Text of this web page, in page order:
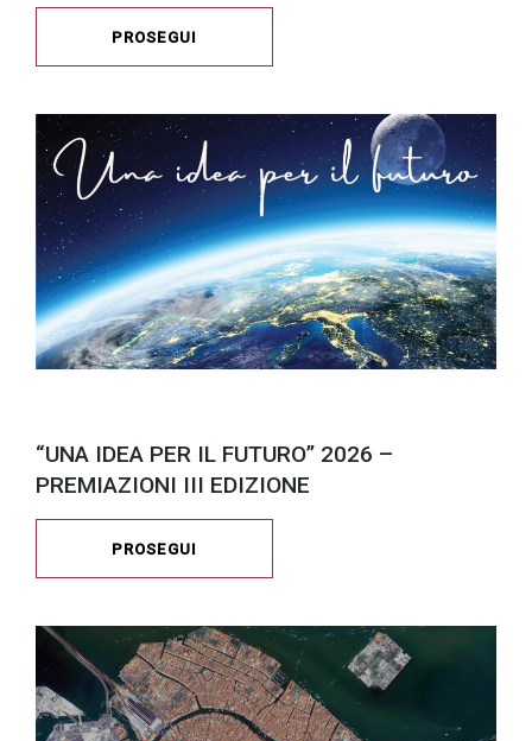
PROSEGUI
“UNA IDEA PER IL FUTURO” 2026 –
PREMIAZIONI III EDIZIONE
PROSEGUI